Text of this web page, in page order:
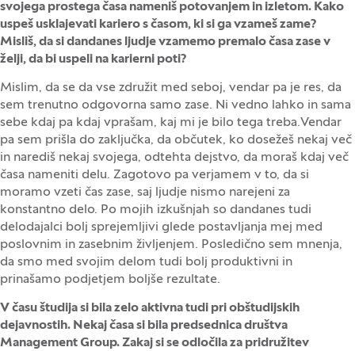
svojega prostega časa nameniš potovanjem in izletom. Kako
uspeš usklajevati kariero s časom, ki si ga vzameš zame?
Misliš, da si dandanes ljudje vzamemo premalo časa zase v
želji, da bi uspeli na karierni poti?
Mislim, da se da vse združit med seboj, vendar pa je res, da
sem trenutno odgovorna samo zase. Ni vedno lahko in sama
sebe kdaj pa kdaj vprašam, kaj mi je bilo tega treba.Vendar
pa sem prišla do zaključka, da občutek, ko dosežeš nekaj več
in narediš nekaj svojega, odtehta dejstvo, da moraš kdaj več
časa nameniti delu. Zagotovo pa verjamem v to, da si
moramo vzeti čas zase, saj ljudje nismo narejeni za
konstantno delo. Po mojih izkušnjah so dandanes tudi
delodajalci bolj sprejemljivi glede postavljanja mej med
poslovnim in zasebnim življenjem. Posledično sem mnenja,
da smo med svojim delom tudi bolj produktivni in
prinašamo podjetjem boljše rezultate.
V času študija si bila zelo aktivna tudi pri obštudijskih
dejavnostih. Nekaj časa si bila predsednica društva
Management Group. Zakaj si se odločila za pridružitev